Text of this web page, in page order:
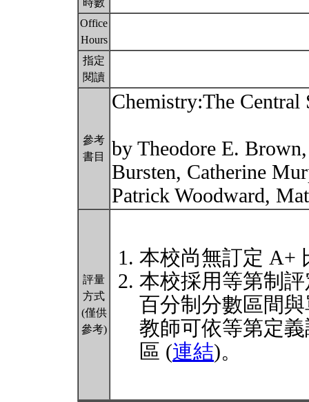
時數
Office
Hours
指定
閱讀
參考
書目
Chemistry:The
by Theodore E.
Bursten, Catherine
Patrick Woodward,
評量
方式
(僅供
參考)
本校尚無訂定 A+
本校採用等第制
百分制分數區間
教師可依等第定
區 (連結)。